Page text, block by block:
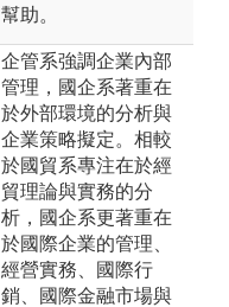
幫助。
企管系強調企業內部
管理，國企系著重在
於外部環境的分析與
企業策略擬定。相較
於國貿系專注在於經
貿理論與實務的分
析，國企系更著重在
於國際企業的管理、
經營實務、國際行
銷、國際金融市場與